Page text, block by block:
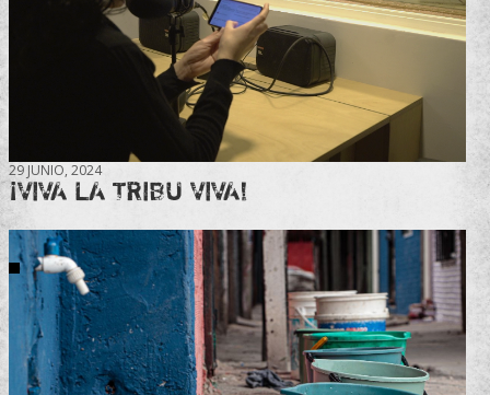
29 JUNIO, 2024
¡VIVA LA TRIBU VIVA!